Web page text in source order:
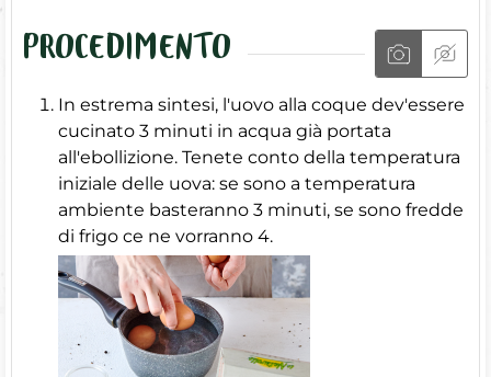
PROCEDIMENTO
In estrema sintesi, l'uovo alla coque dev'essere
cucinato 3 minuti in acqua già portata
all'ebollizione. Tenete conto della temperatura
iniziale delle uova: se sono a temperatura
ambiente basteranno 3 minuti, se sono fredde
di frigo ce ne vorranno 4.